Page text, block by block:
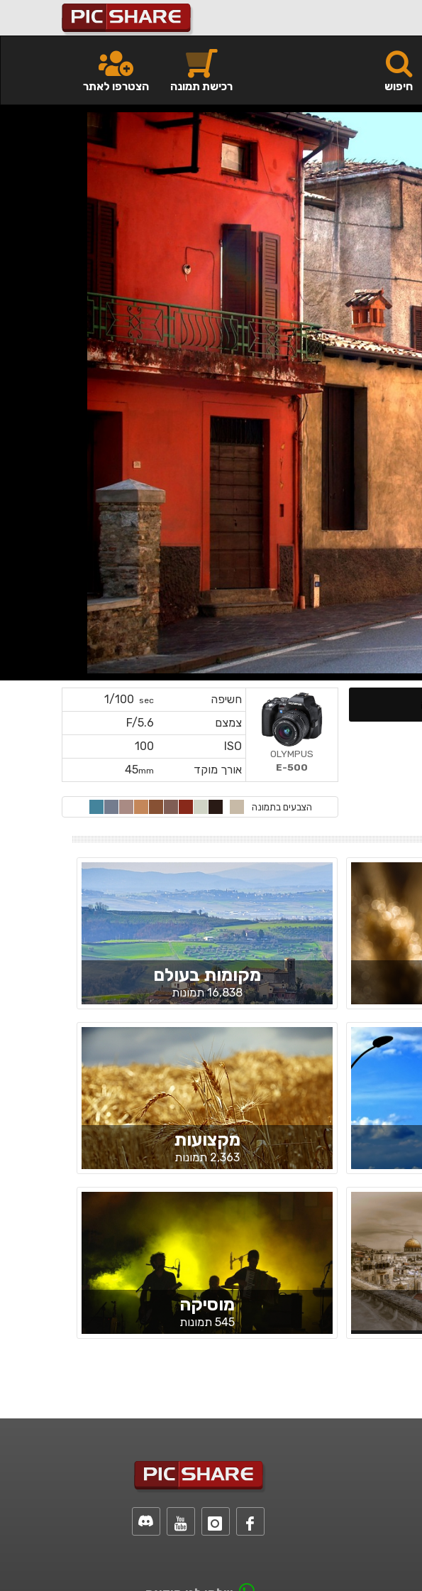
חיפוש הצטרפו לאתר רכישת תמונה
חשיפה sec
1/100
צמצם
F/5.6
ISO
100
אורך מוקד
45mm
OLYMPUS
E-500
הצבעים בתמונה
מקומות בעולם
16,838 תמונות
מקצועות
2,363 תמונות
מוסיקה
545 תמונות